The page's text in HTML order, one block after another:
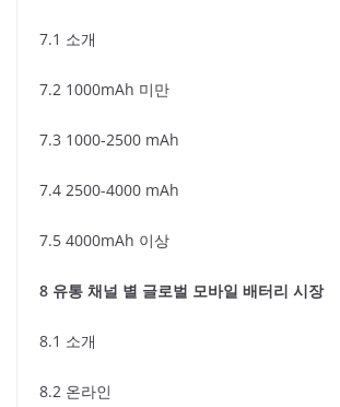
7.1 소개
7.2 1000mAh 미만
7.3 1000-2500 mAh
7.4 2500-4000 mAh
7.5 4000mAh 이상
8 유통 채널 별 글로벌 모바일 배터리 시장
8.1 소개
8.2 온라인